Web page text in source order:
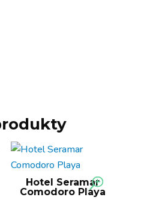
Hotel Seramar
Comodoro Playa